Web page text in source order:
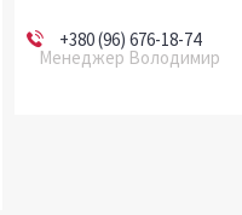
+380 (96) 676-18-74
Менеджер Володимир